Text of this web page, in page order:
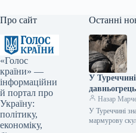
Про сайт
«Голос
країни» —
інформаційни
й портал про
Україну:
політику,
економіку,
Останні
У
статую
якої
Назар
У Туреччині
мармурову